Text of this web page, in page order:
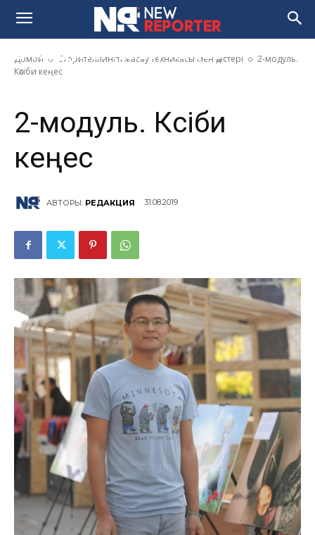
Домой Сторителлингті жасау техникасы мен әдістері
2-модуль.
Кәсіби кеңес
2-модуль. Кәсіби кеңес
2-модуль. Кәсіби
кеңес
АВТОРЫ: РЕДАКЦИЯ 31.08.2019